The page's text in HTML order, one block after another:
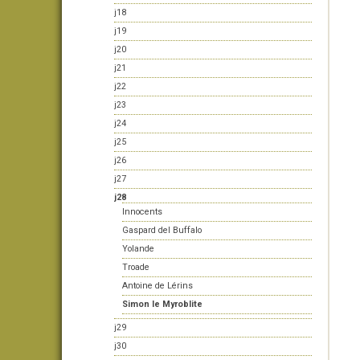
j18
j19
j20
j21
j22
j23
j24
j25
j26
j27
j28
Innocents
Gaspard del Buffalo
Yolande
Troade
Antoine de Lérins
Simon le Myroblite
j29
j30